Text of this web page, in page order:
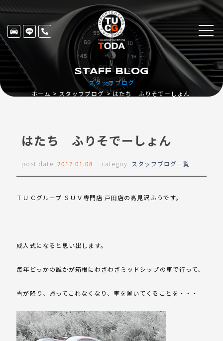
スタッフブログ
STAFF BLOG
ホーム スタッフブログ はたち ふりそでーしょん
はたち ふりそでーしょん
post date: 2017.01.08 categoy: スタッフブログ一覧
ＴＵＣグループ ＳＵＶ専門店 戸田店の高見沢ふうです。
成人式になると思い出します。
毎年どっかの誰かが箱根にわざわざミッドシップの車で行って、
雪が降り、帰ってこれなくなり、車を置いてくることを・・・